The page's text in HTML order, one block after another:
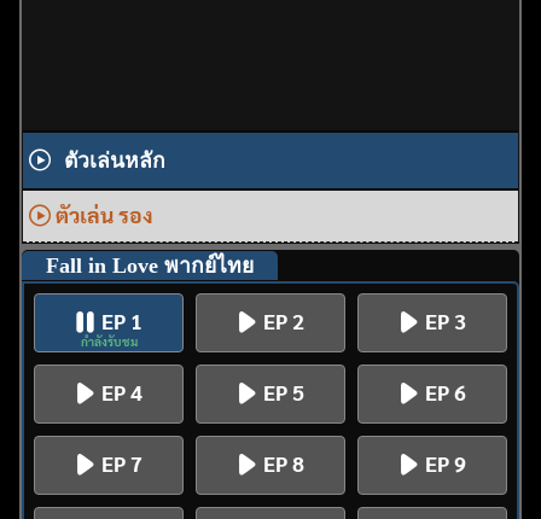
ตัวเล่นหลัก
ตัวเล่น รอง
Fall in Love พากย์ไทย
EP 1
กำลังรับชม
EP 2 EP 3
EP 4 EP 5 EP 6
EP 7 EP 8 EP 9